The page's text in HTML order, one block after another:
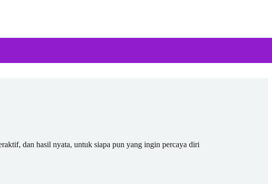
dan hasil nyata, untuk siapa pun yang ingin percaya diri